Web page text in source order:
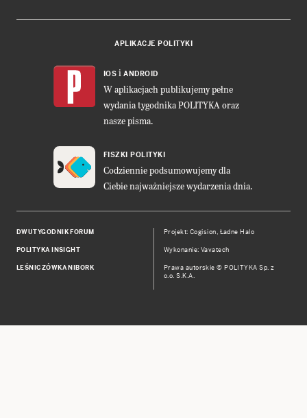
APLIKACJE POLITYKI
IOS i ANDROID
W aplikacjach publikujemy pełne
wydania tygodnika POLITYKA oraz
nasze pisma.
FISZKI POLITYKI
Codziennie podsumowujemy dla
Ciebie najważniejsze wydarzenia dnia.
DWUTYGODNIK FORUM
POLITYKA INSIGHT
LEŚNICZÓWKA NIBORK
Projekt:Cogision, Ładne Halo
Wykonanie: Vavatech
Prawa autorskie © POLITYKA Sp. z
o.o. S.K.A.